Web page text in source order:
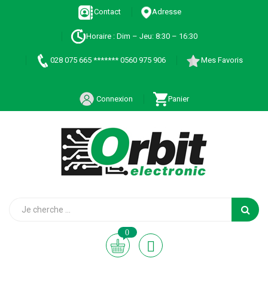
Contact Adresse
Horaire : Dim – Jeu: 8:30 – 16:30
028 075 665 ******* 0560 975 906 Mes Favoris
Connexion Panier
0